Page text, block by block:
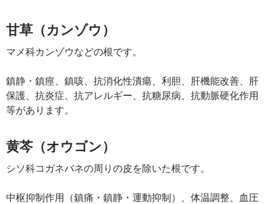
甘草（カンゾウ）
マメ科カンゾウなどの根です。
鎮静・鎮痙、鎮咳、抗消化性潰瘍、利胆、肝機能改善、肝
保護、抗炎症、抗アレルギー、抗糖尿病、抗動脈硬化作用
等があります。
黄芩（オウゴン）
シソ科コガネバネの周りの皮を除いた根です。
中枢抑制作用（鎮痛・鎮静・運動抑制）、体温調整、血圧